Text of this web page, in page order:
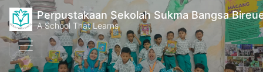
Perpustakaan Sekolah Sukma Bangsa
A School That Learns